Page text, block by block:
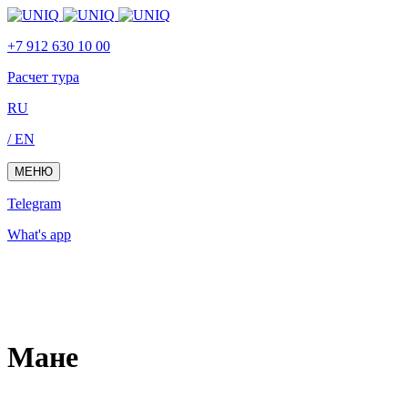
Skip
Skip
primary
Skip
content
+7 912 630 10 00
Расчет тура
RU
/ EN
МЕНЮ
Telegram
What's app
Мане